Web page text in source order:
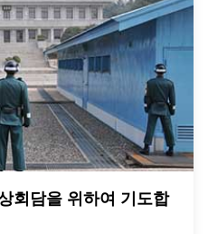
회담을 위하여 기도합